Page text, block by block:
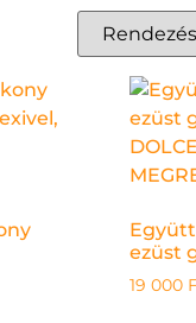
ezüst
19 000